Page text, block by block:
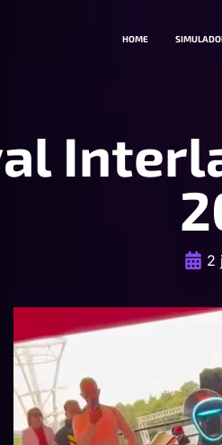
HOME
2